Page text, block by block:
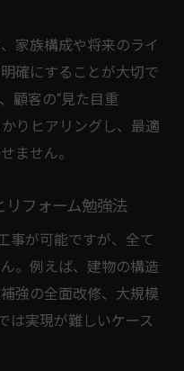
家族構成や将来のライ
確にすることが大切で
顧客の“見た目重
りヒアリングし、最適
ません。
フォーム勉強法
事が可能ですが、全て
。例えば、建物の構造
強の全面改修、大規模
は実現が難しいケース